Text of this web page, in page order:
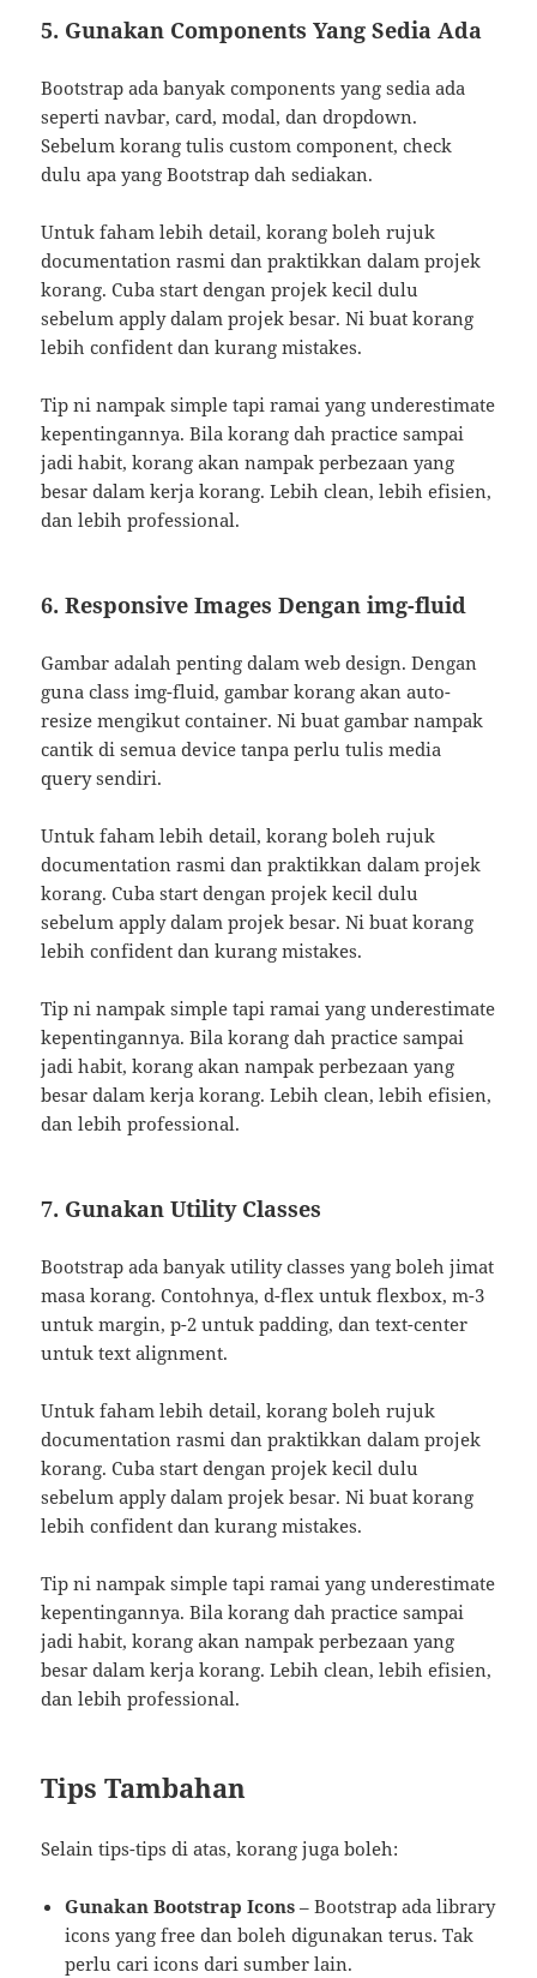
5. Gunakan Components Yang Sedia Ada
Bootstrap ada banyak components yang sedia ada
seperti navbar, card, modal, dan dropdown.
Sebelum korang tulis custom component, check
dulu apa yang Bootstrap dah sediakan.
Untuk faham lebih detail, korang boleh rujuk
documentation rasmi dan praktikkan dalam projek
korang. Cuba start dengan projek kecil dulu
sebelum apply dalam projek besar. Ni buat korang
lebih confident dan kurang mistakes.
Tip ni nampak simple tapi ramai yang underestimate
kepentingannya. Bila korang dah practice sampai
jadi habit, korang akan nampak perbezaan yang
besar dalam kerja korang. Lebih clean, lebih efisien,
dan lebih professional.
6. Responsive Images Dengan img-fluid
Gambar adalah penting dalam web design. Dengan
guna class img-fluid, gambar korang akan auto-
resize mengikut container. Ni buat gambar nampak
cantik di semua device tanpa perlu tulis media
query sendiri.
Untuk faham lebih detail, korang boleh rujuk
documentation rasmi dan praktikkan dalam projek
korang. Cuba start dengan projek kecil dulu
sebelum apply dalam projek besar. Ni buat korang
lebih confident dan kurang mistakes.
Tip ni nampak simple tapi ramai yang underestimate
kepentingannya. Bila korang dah practice sampai
jadi habit, korang akan nampak perbezaan yang
besar dalam kerja korang. Lebih clean, lebih efisien,
dan lebih professional.
7. Gunakan Utility Classes
Bootstrap ada banyak utility classes yang boleh jimat
masa korang. Contohnya, d-flex untuk flexbox, m-3
untuk margin, p-2 untuk padding, dan text-center
untuk text alignment.
Untuk faham lebih detail, korang boleh rujuk
documentation rasmi dan praktikkan dalam projek
korang. Cuba start dengan projek kecil dulu
sebelum apply dalam projek besar. Ni buat korang
lebih confident dan kurang mistakes.
Tip ni nampak simple tapi ramai yang underestimate
kepentingannya. Bila korang dah practice sampai
jadi habit, korang akan nampak perbezaan yang
besar dalam kerja korang. Lebih clean, lebih efisien,
dan lebih professional.
Tips Tambahan
Selain tips-tips di atas, korang juga boleh:
Gunakan Bootstrap Icons – Bootstrap ada library
icons yang free dan boleh digunakan terus. Tak
perlu cari icons dari sumber lain.